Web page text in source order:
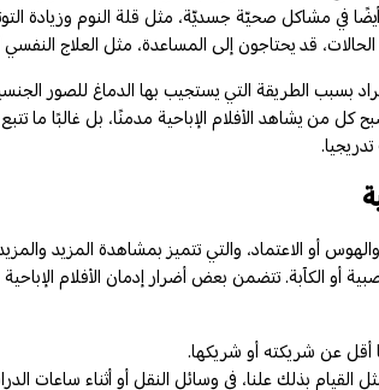
في مشاكل صحيّة جسديّة، مثل قلة النوم وزيادة
قد يحتاجون إلى المساعدة، مثل العلاج
بسبب الطريقة التي يستجيب بها الدماغ للصور
يصبح كل من يشاهد الأفلام الإباحية مدمنًا، بل غالبًا
تدريجيا.
أو الاعتماد، والتي تتميز بمشاهدة المزيد
أو الكآبة. تتضمن بعض أضرار إدمان الأفلام
عن شريكته أو شريكها.
القيام بذلك علنا، في وسائل النقل أو أثناء ساعات